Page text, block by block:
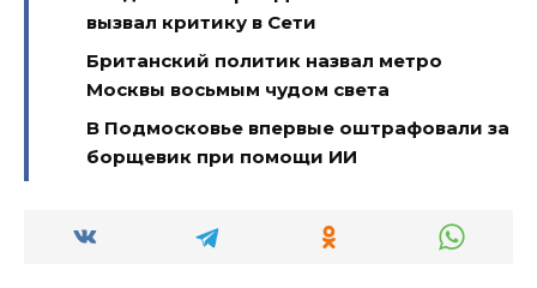
вызвал критику в Сети
Британский политик назвал метро
Москвы восьмым чудом света
В Подмосковье впервые оштрафовали за
борщевик при помощи ИИ